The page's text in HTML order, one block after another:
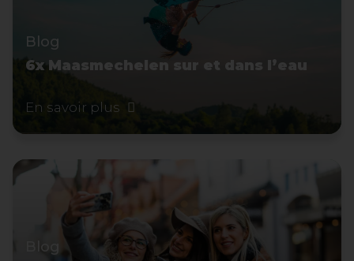
Blog
6x Maasmechelen sur et dans l’eau
En savoir plus
Blog